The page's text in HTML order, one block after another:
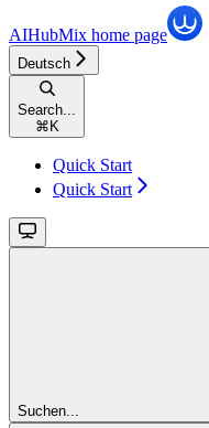
AIHubMix home page
Deutsch
Search...
⌘ K
Quick Start
Quick Start
Suchen...